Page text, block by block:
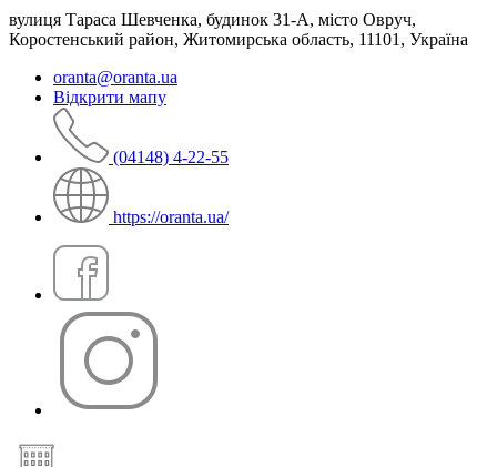
вулиця Тараса Шевченка, будинок 31-А, місто Овруч,
Коростенський район, Житомирська область, 11101, Україна
oranta@oranta.ua
Відкрити мапу
(04148) 4-22-55
https://oranta.ua/